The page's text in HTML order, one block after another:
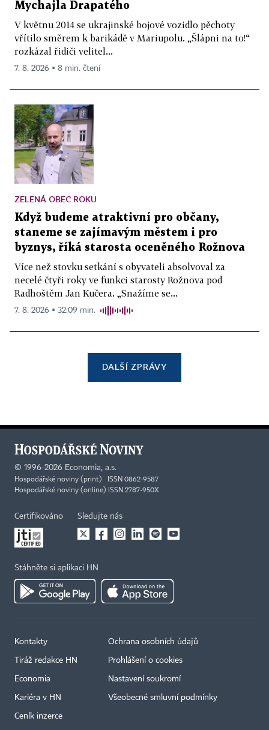
Mychajla Drapatého
V květnu 2014 se ukrajinské bojové vozidlo pěchoty
vřítilo směrem k barikádě v Mariupolu. „Šlápni na to!“
rozkázal řidiči velitel...
7. 8. 2026 ▪ 8 min. čtení
ZELENÁ OBEC ROKU
Když budeme atraktivní pro občany,
staneme se zajímavým městem i pro
byznys, říká starosta oceněného Rožnova
Více než stovku setkání s obyvateli absolvoval za
necelé čtyři roky ve funkci starosty Rožnova pod
Radhoštěm Jan Kučera. „Snažíme se...
7. 8. 2026 ▪ 32:09 min.
DALŠÍ ZPRÁVY
© 1996-2026 Economia, a.s.
Hospodářské noviny (print) ISSN 0862-9587
Hospodářské noviny (online) ISSN 2787-950X
Certifikováno Sledujte nás
Stáhněte si aplikaci HN
Kontakty
Tiráž redakce HN
Economia
Kariéra v HN
Ceník inzerce
Ochrana osobních údajů
Prohlášení o cookies
Nastavení soukromí
Všeobecné smluvní podmínky